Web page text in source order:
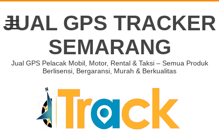
JUAL GPS TRACKER
SEMARANG
Jual GPS Pelacak Mobil, Motor, Rental & Taksi – Semua Produk
Berlisensi, Bergaransi, Murah & Berkualitas